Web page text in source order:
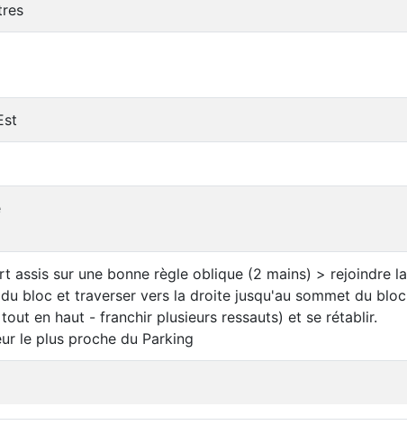
assis sur une bonne règle oblique (2 mains) > rejoindre la
bloc et traverser vers la droite jusqu'au sommet du bloc
en haut - franchir plusieurs ressauts) et se rétablir.
le plus proche du Parking